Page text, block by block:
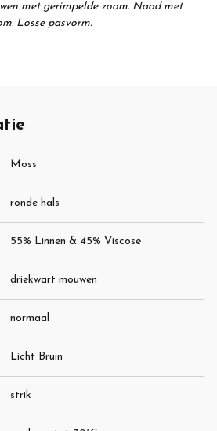
met gerimpelde zoom. Naad met
Losse pasvorm.
Moss
ronde hals
55% Linnen & 45% Viscose
driekwart mouwen
normaal
Licht Bruin
strik